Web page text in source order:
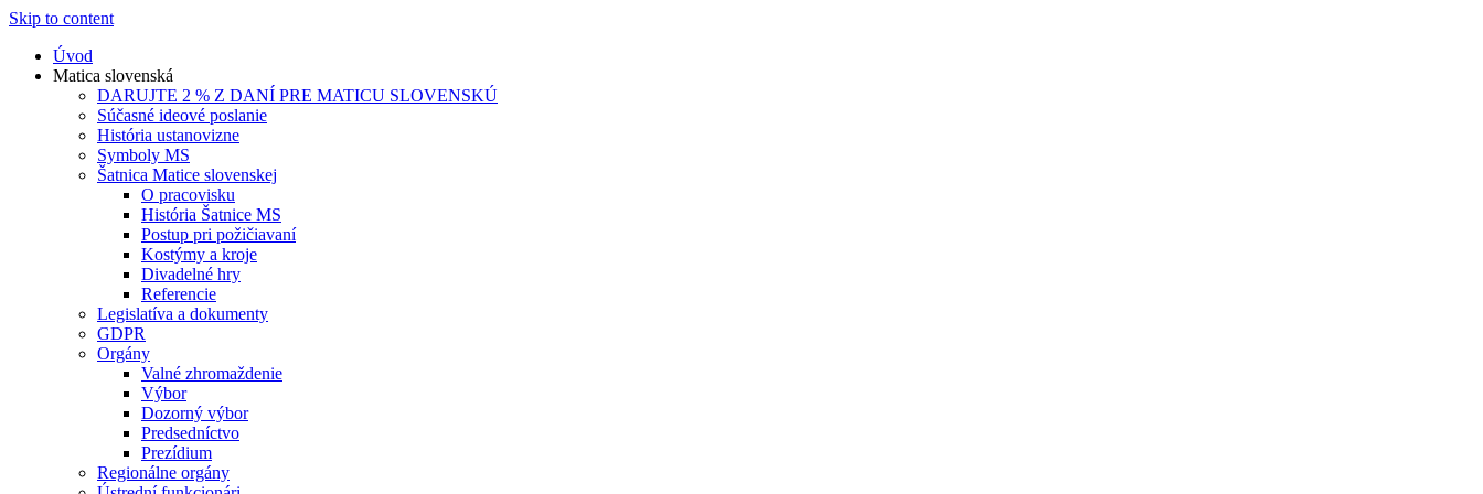
Skip to content
Úvod
Matica slovenská
DARUJTE 2 % Z DANÍ PRE MATICU SLOVENSKÚ
Súčasné ideové poslanie
História ustanovizne
Symboly MS
Šatnica Matice slovenskej
O pracovisku
História Šatnice MS
Postup pri požičiavaní
Kostýmy a kroje
Divadelné hry
Referencie
Legislatíva a dokumenty
GDPR
Orgány
Valné zhromaždenie
Výbor
Dozorný výbor
Predsedníctvo
Prezídium
Regionálne orgány